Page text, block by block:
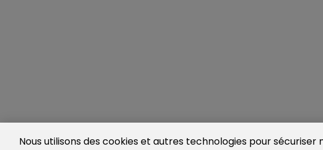
Nous utilisons des cookies et autres technologies pour